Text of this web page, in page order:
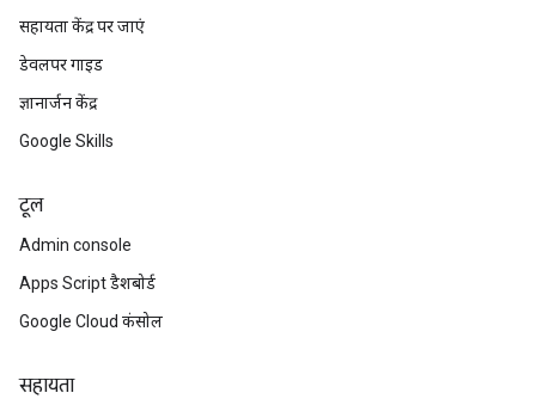
सहायता केंद्र पर जाएं
डेवलपर गाइड
ज्ञानार्जन केंद्र
Google Skills
टूल
Admin console
Apps Script डैशबोर्ड
Google Cloud कंसोल
सहायता